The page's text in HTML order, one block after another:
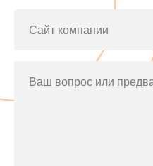
Сайт компании
Ваш вопрос или